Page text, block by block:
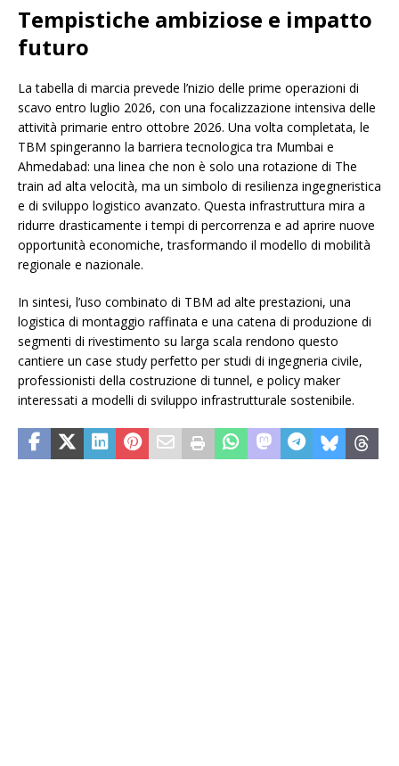
Tempistiche ambiziose e impatto
futuro
La tabella di marcia prevede l’nizio delle prime operazioni di
scavo entro luglio 2026, con una focalizzazione intensiva delle
attività primarie entro ottobre 2026. Una volta completata, le
TBM spingeranno la barriera tecnologica tra Mumbai e
Ahmedabad: una linea che non è solo una rotazione di The
train ad alta velocità, ma un simbolo di resilienza ingegneristica
e di sviluppo logistico avanzato. Questa infrastruttura mira a
ridurre drasticamente i tempi di percorrenza e ad aprire nuove
opportunità economiche, trasformando il modello di mobilità
regionale e nazionale.
In sintesi, l’uso combinato di TBM ad alte prestazioni, una
logistica di montaggio raffinata e una catena di produzione di
segmenti di rivestimento su larga scala rendono questo
cantiere un case study perfetto per studi di ingegneria civile,
professionisti della costruzione di tunnel, e policy maker
interessati a modelli di sviluppo infrastrutturale sostenibile.